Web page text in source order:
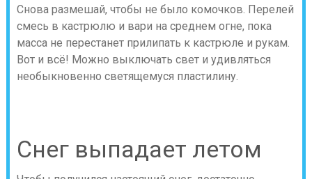
Снова размешай, чтобы не было комочков. Перелей
смесь в кастрюлю и вари на среднем огне, пока
масса не перестанет прилипать к кастрюле и рукам.
Вот и всё! Можно выключать свет и удивляться
необыкновенно светящемуся пластилину.
Снег выпадает летом